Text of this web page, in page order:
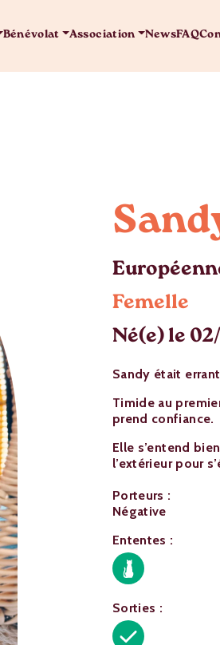
Bénévolat Association NewsFAQ
Femelle
Né(e) le
Sandy était
Timide au
prend confiance.
Elle s’entend
l’extérieur pour
Porteurs :
Négative
Ententes :
Sorties :